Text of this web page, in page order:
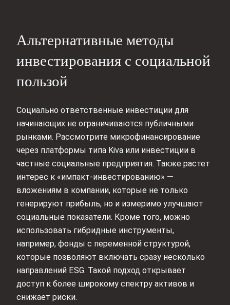
Альтернативные методы
инвестирования с социальной
пользой
Социально ответственные инвестиции для
начинающих не ограничиваются публичными
рынками. Рассмотрите микрофинансирование
через платформы типа Kiva или инвестиции в
частные социальные предприятия. Также растет
интерес к «импакт-инвестированию» —
вложениям в компании, которые не только
генерируют прибыль, но и измеримо улучшают
социальные показатели. Кроме того, можно
использовать гибридные инструменты,
например, фонды с переменной структурой,
которые позволяют включать сразу несколько
направлений ESG. Такой подход открывает
доступ к более широкому спектру активов и
снижает риски.